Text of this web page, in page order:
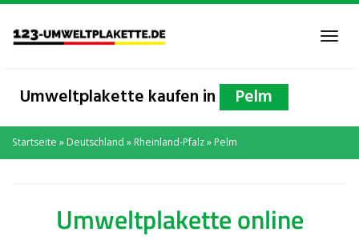
Skip
main
Umweltplakette kaufen in Pelm
Startseite » Deutschland » Rheinland-Pfalz» Pelm